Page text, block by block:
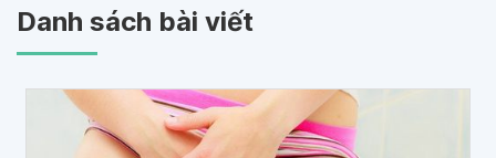
Danh sách bài viết